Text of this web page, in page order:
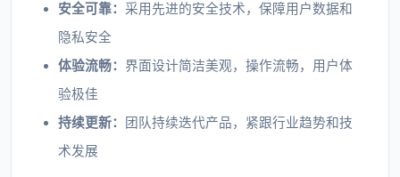
安全可靠： 采用先进的安全技术，保障用户数据和
隐私安全
体验流畅： 界面设计简洁美观，操作流畅，用户体
验极佳
持续更新：
团队持续迭代产品，紧跟行业趋势和技
术发展